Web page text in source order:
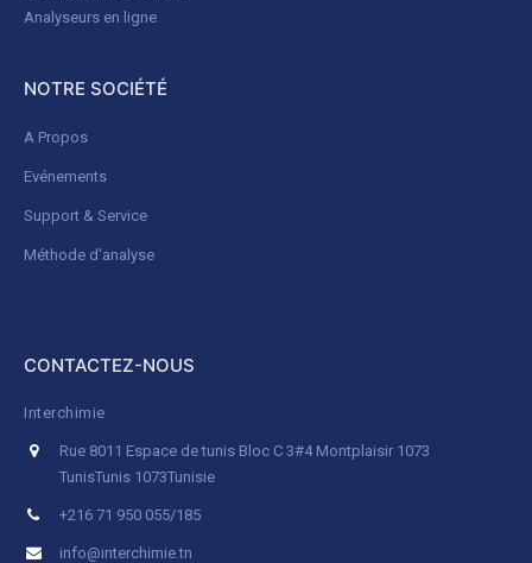
Analyseurs en ligne
NOTRE SOCIÉTÉ
A Propos
Evénements
Support & Service
Méthode d'analyse
CONTACTEZ-NOUS
Interchimie
Rue 8011 Espace de tunis Bloc C 3#4 Montplaisir 1073
TunisTunis 1073Tunisie
+216 71 950 055/185
info@interchimie.tn